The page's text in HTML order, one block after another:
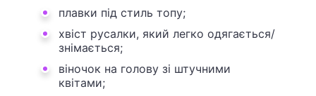
плавки під стиль топу;
хвіст русалки, який легко одягається/
знімається;
віночок на голову зі штучними
квітами;